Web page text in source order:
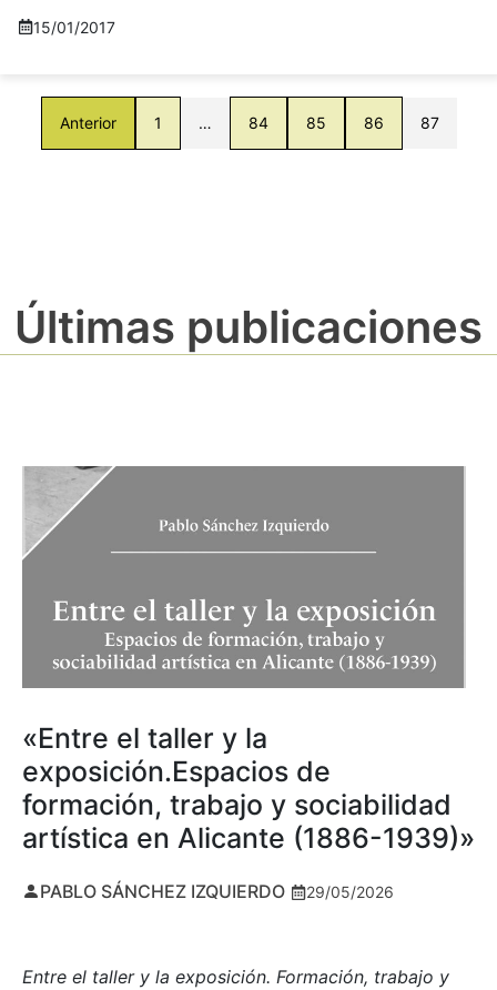
15/01/2017
Anterior 1 … 84 85 86 87
Últimas publicaciones
«Entre el taller y la
exposición.Espacios de
formación, trabajo y sociabilidad
artística en Alicante (1886-1939)»
PABLO SÁNCHEZ IZQUIERDO 29/05/2026
Entre el taller y la exposición. Formación, trabajo y